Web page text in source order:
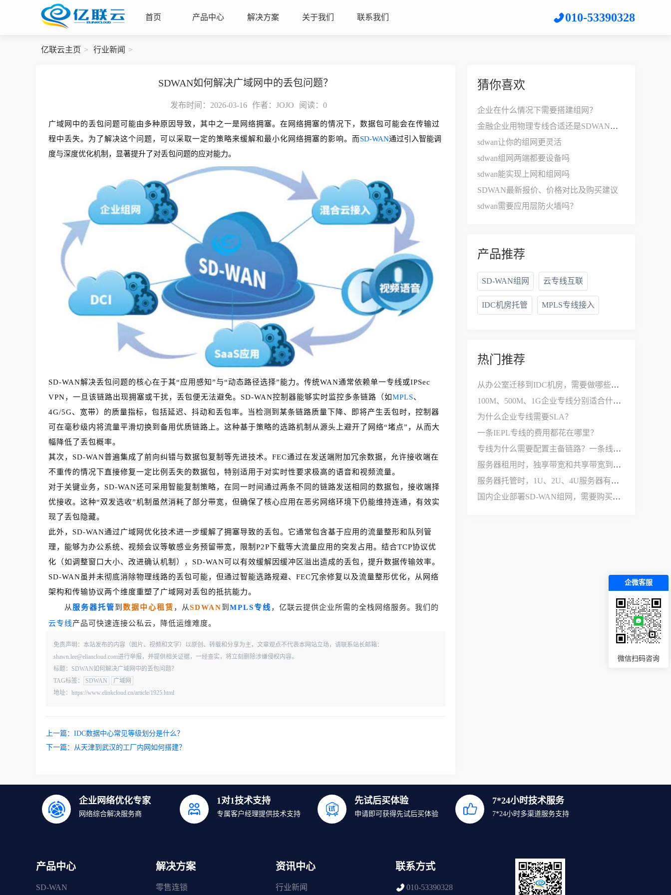
首页 产品中心 解决方案 关于我们 联系我们 010-53390328
亿联云主页 行业新闻
SDWAN如何解决广域网中的丢包问题？
发布时间：2026-03-16 作者：JOJO 阅读： 0
广域网中的丢包问题可能由多种原因导致，其中之一是网络拥塞。在网络拥塞的情况下，数据包可能会在传输过
程中丢失。为了解决这个问题，可以采取一定的策略来缓解和最小化网络拥塞的影响。而SD-WAN通过引入智能调
度与深度优化机制，显著提升了对丢包问题的应对能力。
SD-WAN解决丢包问题的核心在于其“应用感知”与“动态路径选择”能力。传统WAN通常依赖单一专线或IPSec
VPN，一旦该链路出现拥塞或干扰，丢包便无法避免。SD-WAN控制器能够实时监控多条链路（如MPLS、
4G/5G、宽带）的质量指标，包括延迟、抖动和丢包率。当检测到某条链路质量下降、即将产生丢包时，控制器
可在毫秒级内将流量平滑切换到备用优质链路上。这种基于策略的选路机制从源头上避开了网络“堵点”，从而大
幅降低了丢包概率。
其次，SD-WAN普遍集成了前向纠错与数据包复制等先进技术。FEC通过在发送端附加冗余数据，允许接收端在
不重传的情况下直接修复一定比例丢失的数据包，特别适用于对实时性要求极高的语音和视频流量。
对于关键业务，SD-WAN还可采用智能复制策略，在同一时间通过两条不同的链路发送相同的数据包，接收端择
优接收。这种“双发选收”机制虽然消耗了部分带宽，但确保了核心应用在恶劣网络环境下仍能维持连通，有效实
现了丢包隐藏。
此外，SD-WAN通过广域网优化技术进一步缓解了拥塞导致的丢包。它通常包含基于应用的流量整形和队列管
理，能够为办公系统、视频会议等敏感业务预留带宽，限制P2P下载等大流量应用的突发占用。结合TCP协议优
化（如调整窗口大小、改进确认机制），SD-WAN可以有效缓解因缓冲区溢出造成的丢包，提升数据传输效率。
SD-WAN虽并未彻底消除物理线路的丢包可能，但通过智能选路规避、FEC冗余修复以及流量整形优化，从网络
架构和传输协议两个维度重塑了广域网对丢包的抵抗能力。
从 服务器托管到 数据中心租赁 ，从SDWAN到 MPLS专线 ，亿联云提供企业所需的全栈网络服务。我们的
云专线产品可快速连接公私云，降低运维难度。
免责声明：本站发布的内容（图片、视频和文字）以原创、转载和分享为主，文章观点不代表本网站立场，请联系站长邮箱：
shawn.lee@eliancloud.com进行举报，并提供相关证据，一经查实，将立刻删除涉嫌侵权内容。
标题：SDWAN如何解决广域网中的丢包问题？
TAG标签：
SDWAN
广域网
地址：https://www.elinkcloud.cn/article/1925.html
上一篇： IDC数据中心常见等级划分是什么？
下一篇： 从天津到武汉的工厂内网如何搭建？
猜你喜欢
企业在什么情况下需要搭建组网？
金融企业用物理专线合适还是SDWAN比较好？
sdwan让你的组网更灵活
sdwan组网两端都要设备吗
sdwan能实现上网和组网吗
SDWAN最新报价、价格对比及购买建议
sdwan需要应用层防火墙吗？
产品推荐
SD-WAN组网 云专线互联
IDC机房托管 MPLS专线接入
热门推荐
从办公室迁移到IDC机房，需要做哪些网络改造？
100M、500M、1G企业专线分别适合什么公司？
为什么企业专线需要SLA？
一条IEPL专线的费用都花在哪里？
专线为什么需要配置主备链路？一条线路不够用吗？
服务器租用时，独享带宽和共享带宽到底有什么区别？
服务器托管时，1U、2U、4U服务器有什么区别？
国内企业部署SD-WAN组网，需要购买哪些设备和服务？
企业网络优化专家
网络综合解决服务商
1对1技术支持
专属客户经理提供技术支持
先试后买体验
申请即可获得先试后买体验
7*24小时技术服务
7*24小时多渠道服务支持
产品中心
SD-WAN
解决方案
零售连锁
资讯中心
行业新闻
联系方式
010-53390328
企微客服
微信扫码咨询